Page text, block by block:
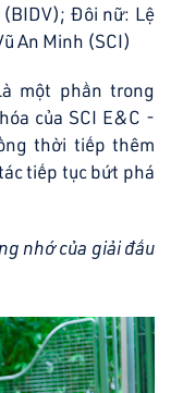
Đôi nữ: Lệ
An Minh (SCI)
một phần trong
của SCI E&C -
thời tiếp thêm
tiếp tục bứt phá
nhớ của giải đấu